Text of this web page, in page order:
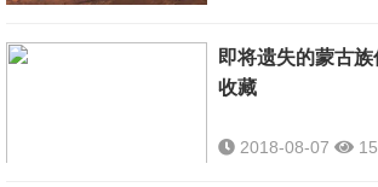
即将遗失的蒙古
收藏
2018-08-07